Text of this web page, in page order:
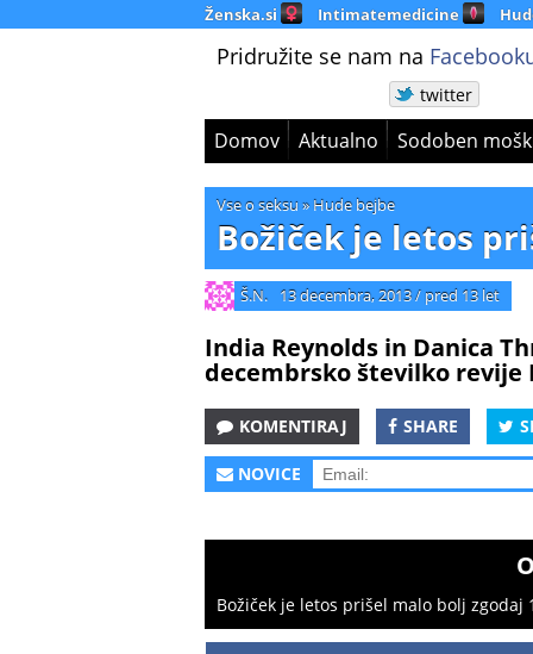
Ženska.si Intimatemedicine
Pridružite se nam na
twitter
Domov Aktualno Sodoben
Vse o seksu » Hude bejbe
Božiček je letos
Š.N. 13 decembra, 2013/ pred 13 let
India Reynolds in Danica
decembrsko številko revije
KOMENTIRAJ SHARE
NOVICE
Božiček je letos prišel malo bolj zgodaj